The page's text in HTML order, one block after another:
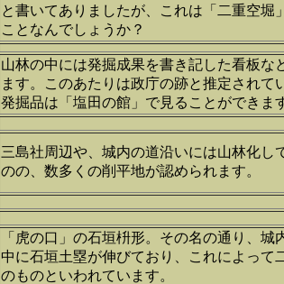
と書いてありましたが、これは「二重空堀
ことなんでしょうか？
山林の中には発掘成果を書き記した看板な
ます。このあたりは政庁の跡と推定されて
発掘品は「塩田の館」で見ることができま
三島社周辺や、城内の道沿いには山林化し
のの、数多くの削平地が認められます。
「虎の口」の石垣枡形。その名の通り、
中に石垣土塁が伸びており、これによっ
のものといわれています。